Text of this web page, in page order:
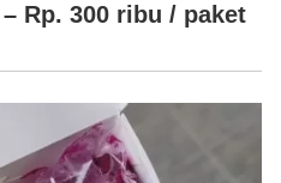
Rp. 300 ribu / paket